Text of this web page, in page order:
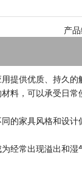
产
提供优质、持久的
料，可以承受日
的家具风格和设
经常出现溢出和